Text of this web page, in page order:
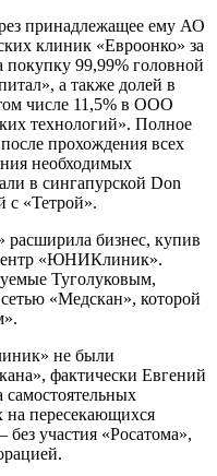
принадлежащее ему АО
клиник «Евроонко» за
99,99% головной
а также долей в
числе 11,5% в ООО
технологий». Полное
прохождения всех
необходимых
в сингапурской Don
с «Тетрой».
расширила бизнес, купив
«ЮНИКлиник».
Туголуковым,
«Медскан», которой
не были
фактически Евгений
самостоятельных
на пересекающихся
участия «Росатома»,